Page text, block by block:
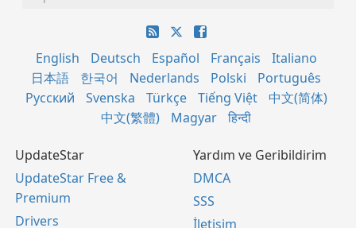
English Deutsch Español Français
Italiano
日本語
한국어 Nederlands Polski
Português
Русский
Svenska Türkçe Tiếng Việt
中文(简体)
中文(繁體)
Magyar हिन्दी
UpdateStar
UpdateStar Free &
Premium
Drivers
Yardım ve Geribildirim
DMCA
SSS
İletişim